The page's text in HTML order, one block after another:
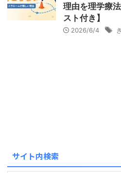
理由を理学療
スト付き】
2026/6/4
サイト内検索